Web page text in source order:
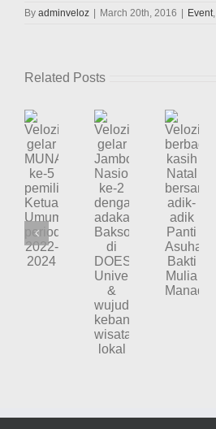
By adminveloz March 20th, 2016 Event,
Related Posts
Velozity
gelar
MUNAS
pemilihan
Ketua
Umum
Velozity
gelar
Jambore
Nasional
dengan
adakan
Baksos
DOES
University
Velozity
berbagi
kasih
Natal
bersama
adik-
Panti
Asuhan